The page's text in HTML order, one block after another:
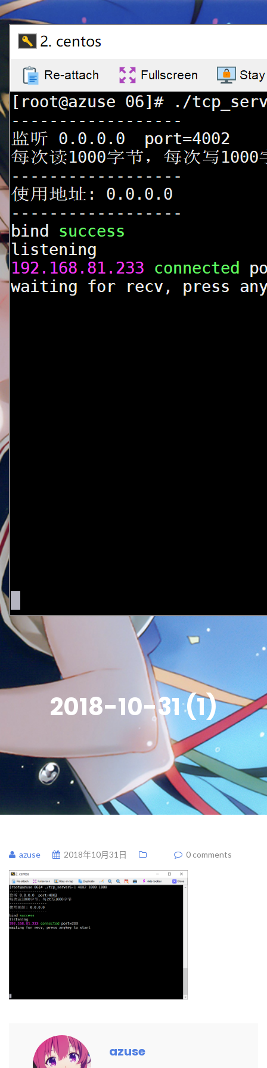
2018-10-31 (1)
azuse 2018年10月31日 0 comments
azuse